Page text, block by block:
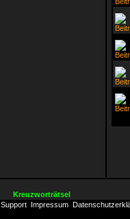
Kreuzworträtsel
Support Impressum